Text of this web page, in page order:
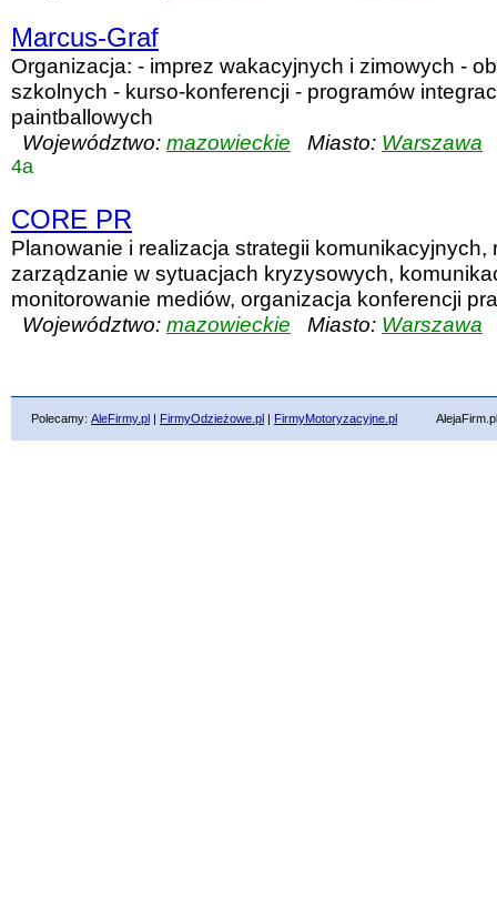
Marcus-Graf
Organizacja: - imprez wakacyjnych i zimowych -
szkolnych - kurso-konferencji - programów
paintballowych
Województwo: mazowieckie Miasto: Warszawa
4a
CORE PR
Planowanie i realizacja strategii komunikacyjnych,
zarządzanie w sytuacjach kryzysowych,
monitorowanie mediów, organizacja konferencji
Województwo: mazowieckie Miasto: Warszawa
Polecamy: AleFirmy.pl | FirmyOdzieżowe.pl | FirmyMotoryzacyjne.pl AlejaFirm.pl